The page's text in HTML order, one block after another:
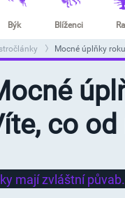
Býk Blíženci
Mocné úplňky
co